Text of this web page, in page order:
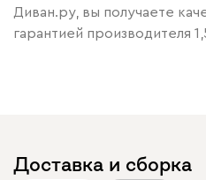
Диван.ру, вы получаете
гарантией производителя
Доставка и сборка